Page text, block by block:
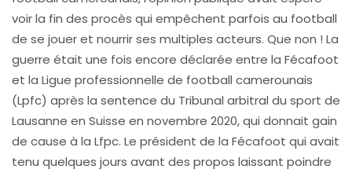
voir la fin des procès qui empêchent parfois au football
de se jouer et nourrir ses multiples acteurs. Que non ! La
guerre était une fois encore déclarée entre la Fécafoot
et la Ligue professionnelle de football camerounais
(Lpfc) après la sentence du Tribunal arbitral du sport de
Lausanne en Suisse en novembre 2020, qui donnait gain
de cause à la Lfpc. Le président de la Fécafoot qui avait
tenu quelques jours avant des propos laissant poindre